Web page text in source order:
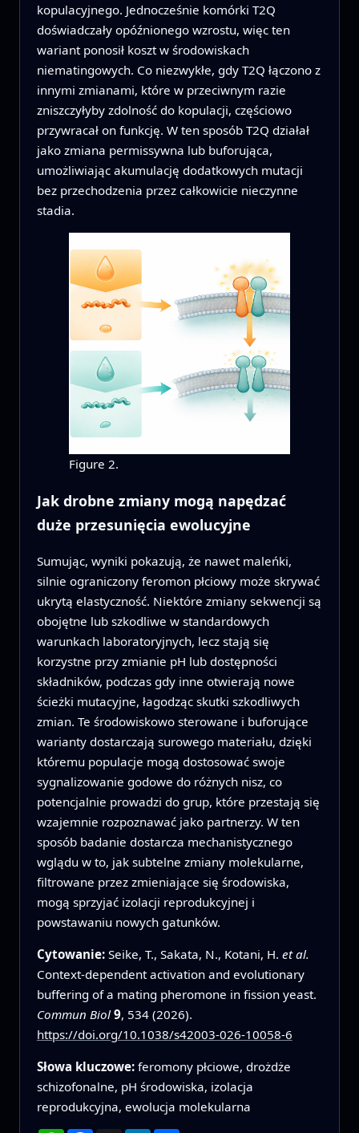
kopulacyjnego. Jednocześnie komórki T2Q
doświadczały opóźnionego wzrostu, więc ten
wariant ponosił koszt w środowiskach
niematingowych. Co niezwykłe, gdy T2Q łączono z
innymi zmianami, które w przeciwnym razie
zniszczyłyby zdolność do kopulacji, częściowo
przywracał on funkcję. W ten sposób T2Q działał
jako zmiana permissywna lub buforująca,
umożliwiając akumulację dodatkowych mutacji
bez przechodzenia przez całkowicie nieczynne
stadia.
Figure 2.
Jak drobne zmiany mogą napędzać
duże przesunięcia ewolucyjne
Sumując, wyniki pokazują, że nawet maleńki,
silnie ograniczony feromon płciowy może skrywać
ukrytą elastyczność. Niektóre zmiany sekwencji są
obojętne lub szkodliwe w standardowych
warunkach laboratoryjnych, lecz stają się
korzystne przy zmianie pH lub dostępności
składników, podczas gdy inne otwierają nowe
ścieżki mutacyjne, łagodząc skutki szkodliwych
zmian. Te środowiskowo sterowane i buforujące
warianty dostarczają surowego materiału, dzięki
któremu populacje mogą dostosować swoje
sygnalizowanie godowe do różnych nisz, co
potencjalnie prowadzi do grup, które przestają się
wzajemnie rozpoznawać jako partnerzy. W ten
sposób badanie dostarcza mechanistycznego
wglądu w to, jak subtelne zmiany molekularne,
filtrowane przez zmieniające się środowiska,
mogą sprzyjać izolacji reprodukcyjnej i
powstawaniu nowych gatunków.
Cytowanie: Seike, T., Sakata, N., Kotani, H. et al.
Context-dependent activation and evolutionary
buffering of a mating pheromone in fission yeast.
Commun Biol 9, 534 (2026).
https://doi.org/10.1038/s42003-026-10058-6
Słowa kluczowe: feromony płciowe, drożdże
schizofonalne, pH środowiska, izolacja
reprodukcyjna, ewolucja molekularna